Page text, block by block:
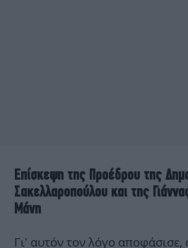
Επίσκεψη της Προέδρου της
Σακελλαροπούλου και της
Μάνη
Γι' αυτόν τον λόγο αποφάσισε,